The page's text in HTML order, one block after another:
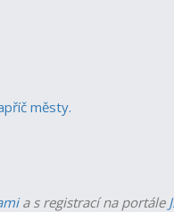
městy.
a s registrací na portále